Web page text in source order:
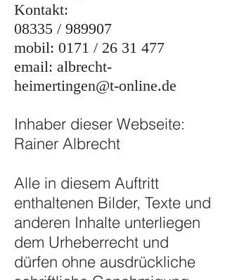
Kontakt:
08335 / 989907
mobil: 0171 / 26 31 477
email: albrecht-
heimertingen@t-online.de
Inhaber dieser Webseite:
Rainer Albrecht
Alle in diesem Auftritt
enthaltenen Bilder, Texte und
anderen Inhalte unterliegen
dem Urheberrecht und
dürfen ohne ausdrückliche